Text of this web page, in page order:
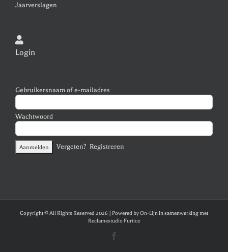
Jaarverslagen
Login
Gebruikersnaam of e-mailadres
Wachtwoord
Vergeten? Registreren
Copyright © All Rights Reserved 2026 | Powered byOn-Lijnin samenwerking met
Reclamestudio Furtice